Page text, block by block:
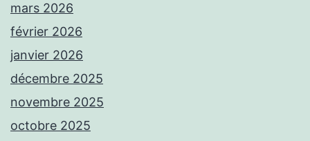
mars 2026
février 2026
janvier 2026
décembre 2025
novembre 2025
octobre 2025